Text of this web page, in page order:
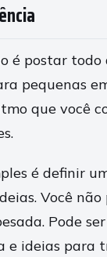
é postar todo
pequenas
que você
é definir
Você não
Pode
e ideias para